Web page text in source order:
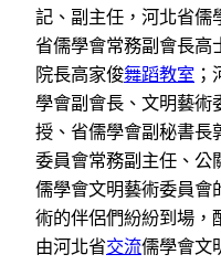
記、副主任，河北省儒
省儒學會常務副會長高
院長高家俊舞蹈教室
學會副會長、文明藝術
授、省儒學會副秘書長
委員會常務副主任、公
儒學會文明藝術委員會
術的伴侶們紛紛到場，
由河北省交流儒學會文